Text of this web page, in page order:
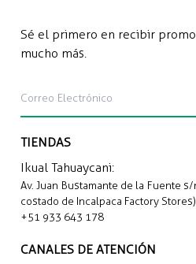
TIENDAS
Ikual Tahuaycani:
Av. Juan Bustamante de la Fuente s/
costado de Incalpaca Factory Stores).
+51 933 643 178
CANALES DE ATENCIÓN
Sé el primero en recibir
mucho más.